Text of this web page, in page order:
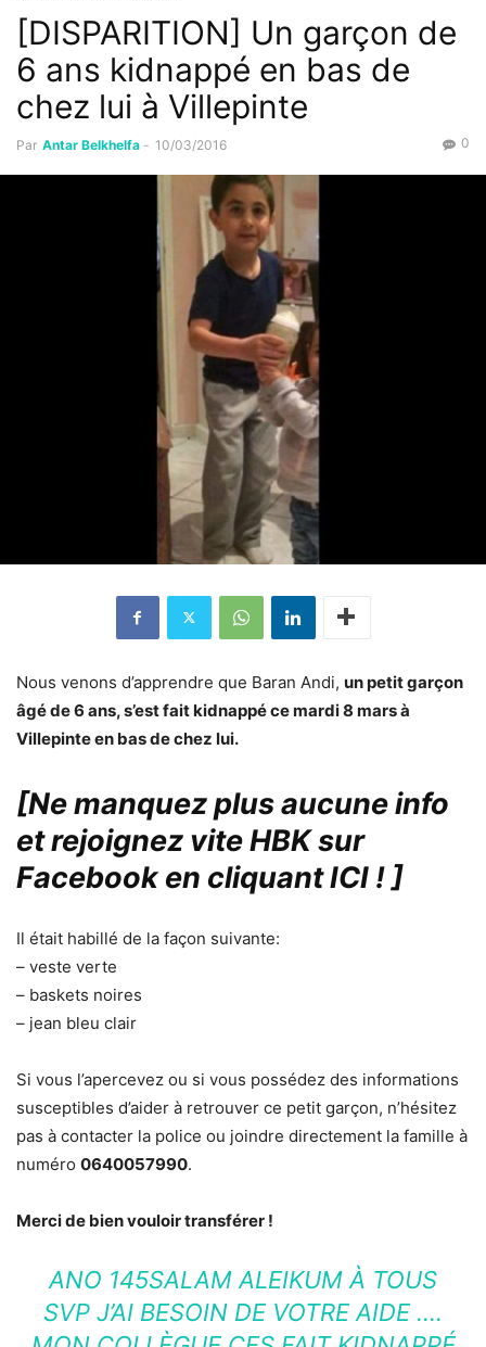
[DISPARITION] Un garçon de
6 ans kidnappé en bas de
chez lui à Villepinte
Par Antar Belkhelfa - 10/03/2016 0
Nous venons d’apprendre que Baran Andi, un petit garçon
âgé de 6 ans, s’est fait kidnappé ce mardi 8 mars à
Villepinte en bas de chez lui.
[Ne manquez plus aucune info
et rejoignez vite HBK sur
Facebook en cliquant ICI !]
Il était habillé de la façon suivante:
– veste verte
– baskets noires
– jean bleu clair
Si vous l’apercevez ou si vous possédez des informations
susceptibles d’aider à retrouver ce petit garçon, n’hésitez
pas à contacter la police ou joindre directement la famille à
numéro 0640057990.
Merci de bien vouloir transférer !
ANO 145SALAM ALEIKUM À TOUS
SVP J’AI BESOIN DE VOTRE AIDE ….